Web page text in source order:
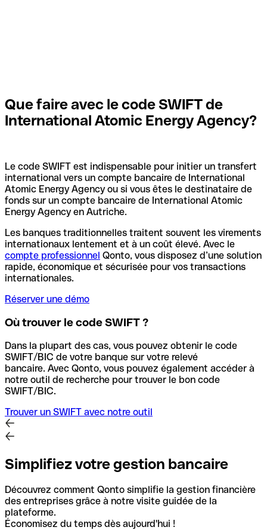
Que faire avec le code SWIFT de
International Atomic Energy Agency?
Le code SWIFT est indispensable pour initier un transfert
international vers un compte bancaire de International
Atomic Energy Agency ou si vous êtes le destinataire de
fonds sur un compte bancaire de International Atomic
Energy Agency en Autriche.
Les banques traditionnelles traitent souvent les virements
internationaux lentement et à un coût élevé. Avec le
compte professionnel Qonto, vous disposez d’une solution
rapide, économique et sécurisée pour vos transactions
internationales.
Réserver une démo
Où trouver le code SWIFT ?
Dans la plupart des cas, vous pouvez obtenir le code
SWIFT/BIC de votre banque sur votre relevé
bancaire. Avec Qonto, vous pouvez également accéder à
notre outil de recherche pour trouver le bon code
SWIFT/BIC.
Trouver un SWIFT avec notre outil
Simplifiez votre gestion bancaire
Découvrez comment Qonto simplifie la gestion financière
des entreprises grâce à notre visite guidée de la
plateforme.
Économisez du temps dès aujourd'hui !